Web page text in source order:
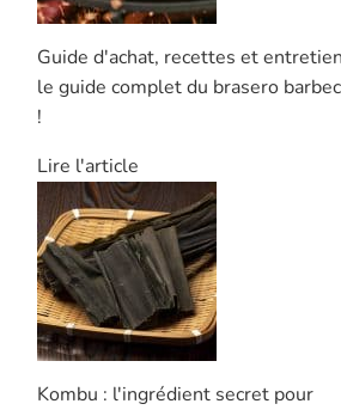
Guide d'achat, recettes et
le guide complet du brasero
!
Lire l'article
Kombu : l'ingrédient secret pour